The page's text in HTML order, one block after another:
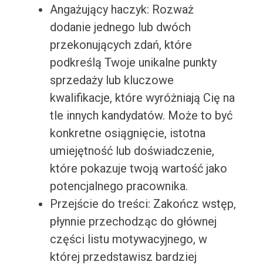
Angażujący haczyk: Rozważ
dodanie jednego lub dwóch
przekonujących zdań, które
podkreślą Twoje unikalne punkty
sprzedaży lub kluczowe
kwalifikacje, które wyróżniają Cię na
tle innych kandydatów. Może to być
konkretne osiągnięcie, istotna
umiejętność lub doświadczenie,
które pokazuje twoją wartość jako
potencjalnego pracownika.
Przejście do treści: Zakończ wstęp,
płynnie przechodząc do głównej
części listu motywacyjnego, w
której przedstawisz bardziej